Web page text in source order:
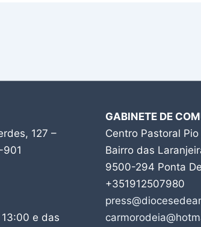
127 –
e das
GABINETE DE
Centro Pastoral Pio
Bairro das
9500-294 Ponta
+351912507980